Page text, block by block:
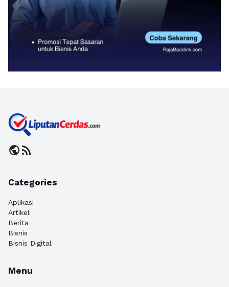
publicrss_feed
Categories
Aplikasi
Artikel
Berita
Bisnis
Bisnis Digital
Menu